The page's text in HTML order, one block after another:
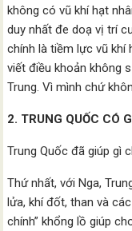
không có vũ khí hạt
duy nhất đe doạ vị trí
chính là tiềm lực vũ khí
viết điều khoản không
Trung. Vì mình chứ
2. TRUNG QUỐC CÓ
Trung Quốc đã giúp gì
Thứ nhất, với Nga,
lửa, khí đốt, than và
chính” khổng lồ giúp